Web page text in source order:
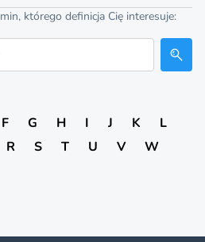
którego definicja Cię interesuje:
F G H I J K
L
R S T U V
W